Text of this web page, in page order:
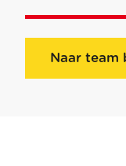
Naar team